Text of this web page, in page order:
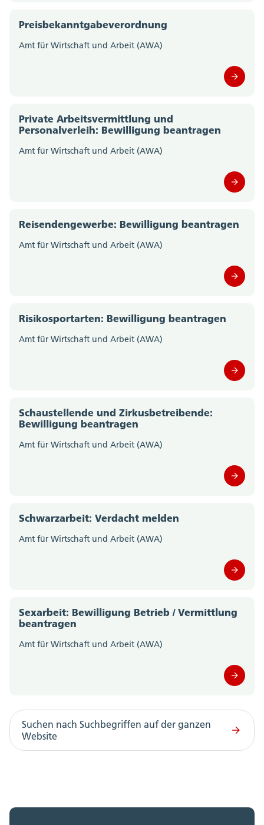
Preisbekanntgabeverordnung
Amt für Wirtschaft und Arbeit (AWA)
Private Arbeitsvermittlung und
Personalverleih: Bewilligung beantragen
Amt für Wirtschaft und Arbeit (AWA)
Reisendengewerbe: Bewilligung beantragen
Amt für Wirtschaft und Arbeit (AWA)
Risikosportarten: Bewilligung beantragen
Amt für Wirtschaft und Arbeit (AWA)
Schaustellende und Zirkusbetreibende:
Bewilligung beantragen
Amt für Wirtschaft und Arbeit (AWA)
Schwarzarbeit: Verdacht melden
Amt für Wirtschaft und Arbeit (AWA)
Sexarbeit: Bewilligung Betrieb / Vermittlung
beantragen
Amt für Wirtschaft und Arbeit (AWA)
Suchen nach Suchbegriffen auf der ganzen
Website